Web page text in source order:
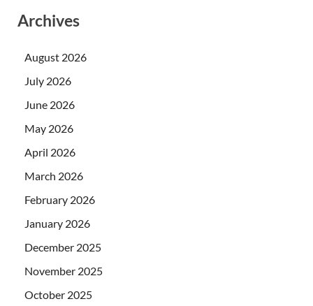
Archives
August 2026
July 2026
June 2026
May 2026
April 2026
March 2026
February 2026
January 2026
December 2025
November 2025
October 2025